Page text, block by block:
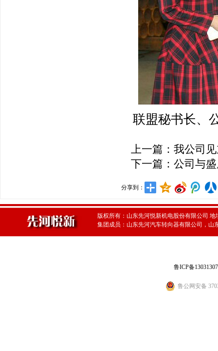
联盟秘书长、
上一篇： 我公司
下一篇： 公司与
分享到：
版权所有：山东先河悦新机电股份有限公司 地
集团成员：山东先河汽车转向器有限公司，山
鲁ICP备
鲁公网安备